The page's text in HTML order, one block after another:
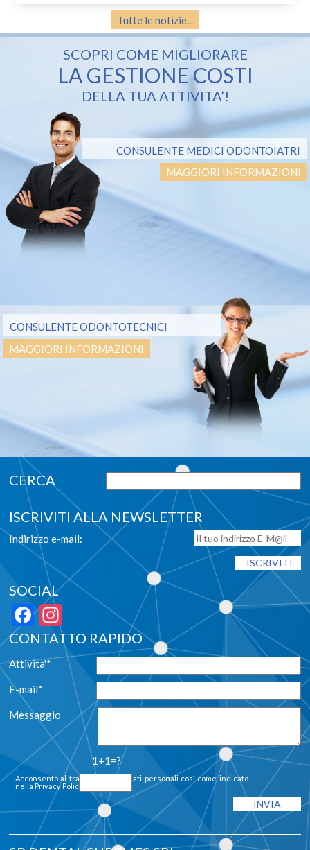
Tutte le notizie...
SCOPRI COME MIGLIORARE
LA GESTIONE COSTI
DELLA TUA ATTIVITA’!
CONSULENTE MEDICI ODONTOIATRI
MAGGIORI INFORMAZIONI
CONSULENTE ODONTOTECNICI
MAGGIORI INFORMAZIONI
ISCRIVITI ALLA NEWSLETTER
Indirizzo e-mail:
SOCIAL
Facebook
Instagram
CONTATTO RAPIDO
Attivita'*
E-mail*
Messaggio
1+1=?
Acconsento al trattamento dei dati personali così come indicato
nella Privacy Policy